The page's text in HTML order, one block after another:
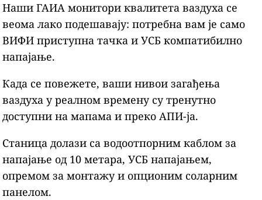
Наши ГАИА монитори квалитета ваздуха се
веома лако подешавају: потребна вам је само
ВИФИ приступна тачка и УСБ компатибилно
напајање.
Када се повежете, ваши нивои загађења
ваздуха у реалном времену су тренутно
доступни на мапама и преко АПИ-ја.
Станица долази са водоотпорним каблом за
напајање од 10 метара, УСБ напајањем,
опремом за монтажу и опционим соларним
панелом.